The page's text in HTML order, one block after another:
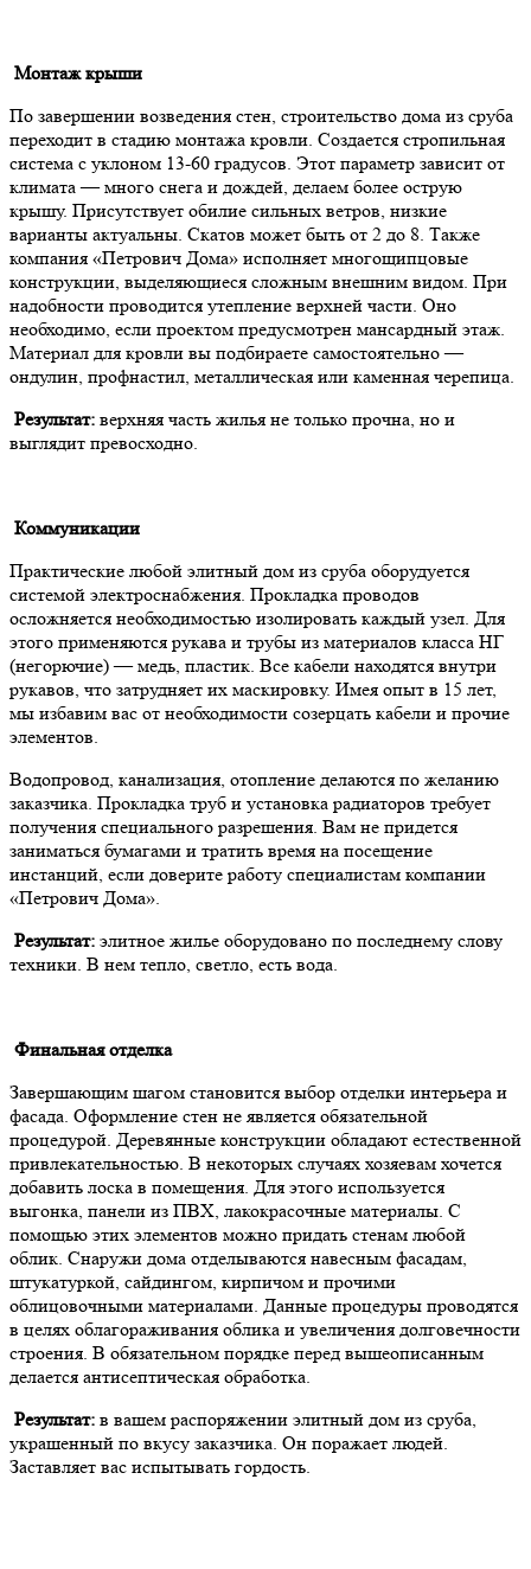
Монтаж крыши
По завершении возведения стен, строительство дома из сруба
переходит в стадию монтажа кровли. Создается стропильная
система с уклоном 13-60 градусов. Этот параметр зависит от
климата — много снега и дождей, делаем более острую
крышу. Присутствует обилие сильных ветров, низкие
варианты актуальны. Скатов может быть от 2 до 8. Также
компания «Петрович Дома» исполняет многощипцовые
конструкции, выделяющиеся сложным внешним видом. При
надобности проводится утепление верхней части. Оно
необходимо, если проектом предусмотрен мансардный этаж.
Материал для кровли вы подбираете самостоятельно —
ондулин, профнастил, металлическая или каменная черепица.
Результат: верхняя часть жилья не только прочна, но и
выглядит превосходно.
Коммуникации
Практические любой элитный дом из сруба оборудуется
системой электроснабжения. Прокладка проводов
осложняется необходимостью изолировать каждый узел. Для
этого применяются рукава и трубы из материалов класса НГ
(негорючие) — медь, пластик. Все кабели находятся внутри
рукавов, что затрудняет их маскировку. Имея опыт в 15 лет,
мы избавим вас от необходимости созерцать кабели и прочие
элементов.
Водопровод, канализация, отопление делаются по желанию
заказчика. Прокладка труб и установка радиаторов требует
получения специального разрешения. Вам не придется
заниматься бумагами и тратить время на посещение
инстанций, если доверите работу специалистам компании
«Петрович Дома».
Результат: элитное жилье оборудовано по последнему слову
техники. В нем тепло, светло, есть вода.
Финальная отделка
Завершающим шагом становится выбор отделки интерьера и
фасада. Оформление стен не является обязательной
процедурой. Деревянные конструкции обладают естественной
привлекательностью. В некоторых случаях хозяевам хочется
добавить лоска в помещения. Для этого используется
выгонка, панели из ПВХ, лакокрасочные материалы. С
помощью этих элементов можно придать стенам любой
облик. Снаружи дома отделываются навесным фасадам,
штукатуркой, сайдингом, кирпичом и прочими
облицовочными материалами. Данные процедуры проводятся
в целях облагораживания облика и увеличения долговечности
строения. В обязательном порядке перед вышеописанным
делается антисептическая обработка.
Результат: в вашем распоряжении элитный дом из сруба,
украшенный по вкусу заказчика. Он поражает людей.
Заставляет вас испытывать гордость.